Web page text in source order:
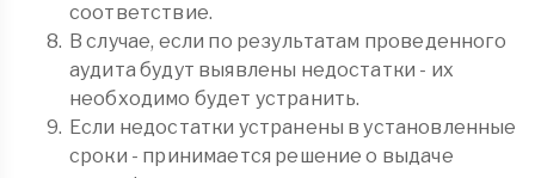
соответствие.
В случае, если по результатам проведенного
аудита будут выявлены недостатки - их
необходимо будет устранить.
Если недостатки устранены в установленные
сроки - принимается решение о выдаче